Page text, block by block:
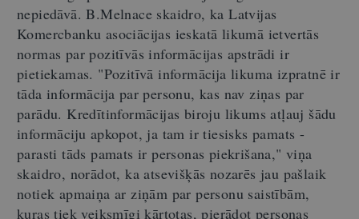
nepiedāvā. B.Melnace skaidro, ka Latvijas
Komercbanku asociācijas ieskatā likumā ietvertās
normas par pozitīvās informācijas apstrādi ir
pietiekamas. "Pozitīvā informācija likuma izpratnē ir
tāda informācija par personu, kas nav ziņas par
parādu. Kredītinformācijas biroju likums atļauj šādu
informāciju apkopot, ja tam ir tiesisks pamats -
parasti tāds pamats ir personas piekrišana," viņa
skaidro, norādot, ka atsevišķās nozarēs jau pašlaik
notiek apmaiņa ar ziņām par personu saistībām,
kuras tiek veiksmīgi kārtotas, pierādot personas